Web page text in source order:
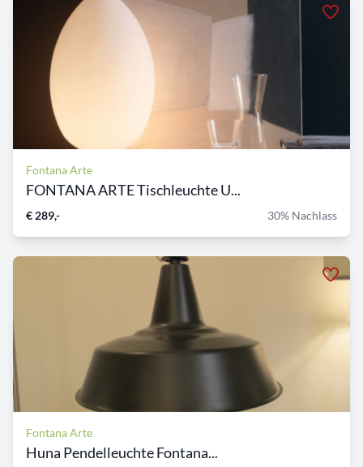
Fontana Arte
FONTANA ARTE Tischleuchte U...
€ 289,- 30% Nachlass
Fontana Arte
Huna Pendelleuchte Fontana...